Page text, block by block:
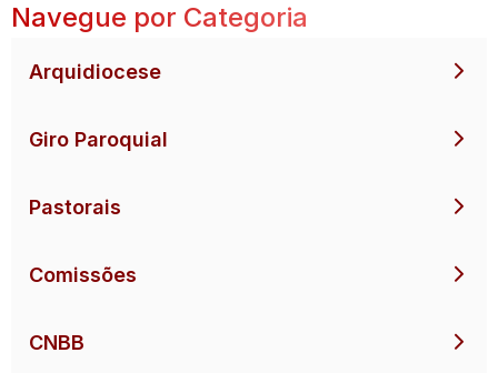
Navegue por Categoria
Arquidiocese
Giro Paroquial
Pastorais
Comissões
CNBB